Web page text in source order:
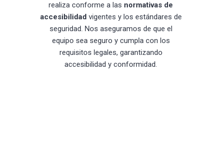
realiza conforme a las normativas de
accesibilidad vigentes y los estándares de
seguridad. Nos aseguramos de que el
equipo sea seguro y cumpla con los
requisitos legales, garantizando
accesibilidad y conformidad.